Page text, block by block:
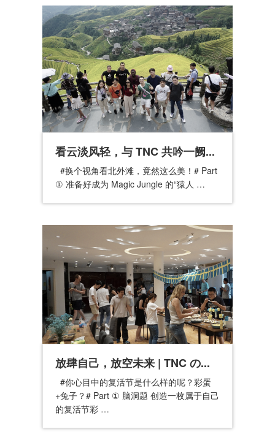
看云淡风轻，与 TNC 共吟一阙...
#换个视角看北外滩，竟然这么美！# Part
① 准备好成为 Magic Jungle 的“猿人 …
放肆自己，放空未来 | TNC の...
#你心目中的复活节是什么样的呢？彩蛋
+兔子？# Part ① 脑洞题 创造一枚属于自己
的复活节彩 …